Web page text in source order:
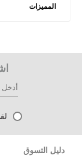
المميزات
دليل التسوق